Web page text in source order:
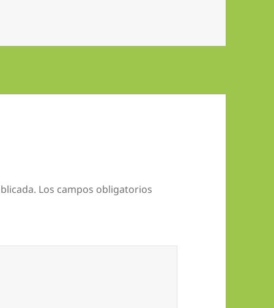
Los campos obligatorios